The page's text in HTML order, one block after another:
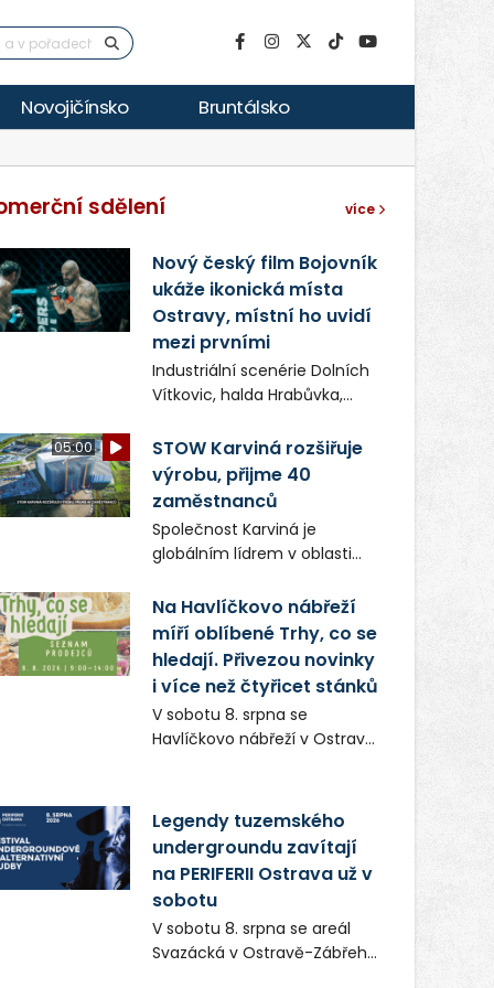
Novojičínsko Bruntálsko
sdělení více
Nový český film Bojovník
ukáže ikonická místa
Ostravy, místní ho uvidí
mezi prvními
Industriální scenérie Dolních
Vítkovic, halda Hrabůvka,
ikonická místa Ostravy se
objeví v novém filmu
Bojovník, který vstoupí do kin
Frič a Tomáš Dianiška si
moravskoslezskou metropoli
syrová atmosféra se stala
přirozenou součástí příběhu
bývalého boxerského
šampiona Hoffa (Milan
Ondrík), jenž se po letech
vrací do světa vrcholových
05:00
STOW Karviná rozšiřuje
výrobu, přijme 40
zaměstnanců
Společnost Karviná je
globálním lídrem v oblasti
systémů, stabilním
zaměstnavatelem na
Karvinsku a firmou s
obrovským potenciálem.
Na Havlíčkovo nábřeží
míří oblíbené Trhy, co se
hledají. Přivezou novinky
i více než čtyřicet stánků
V sobotu 8. srpna se
Havlíčkovo nábřeží v Ostravě
lokálních výrobků. Trhy, co se
hledají tentokrát nabídnou
více než čtyřicet pečlivě
vybraných stánků s kvalitní
gastronomií, farmářskými
produkty, designem i
řemeslnou tvorbou.
Legendy tuzemského
undergroundu zavítají
na PERIFERII Ostrava už v
sobotu
V sobotu 8. srpna se areál
Svazácká v Ostravě-Zábřehu